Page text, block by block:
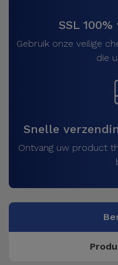
SSL
Gebruik onze veilige
die
Snelle
Ontvang uw product